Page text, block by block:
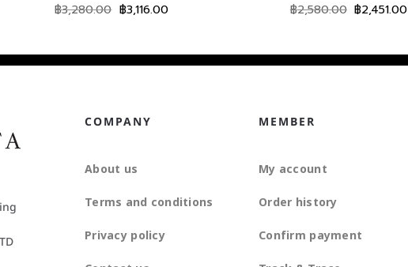
฿3,280.00 ฿3,116.00 ฿2,580.00 ฿2,451.00
COMPANY
About us
Terms and conditions
Privacy policy
MEMBER
My account
Order history
Confirm payment